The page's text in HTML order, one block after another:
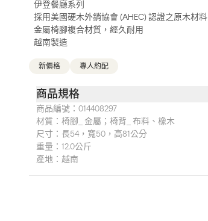
伊登餐廳系列
採用美國硬木外銷協會 (AHEC) 認證之原木材料
金屬椅腳複合材質，經久耐用
越南製造
新價格 專人約配
商品規格
商品編號： 014408297
材質： 椅腳_ 金屬；椅背_ 布料、橡木
尺寸： 長54，寬50，高81公分
重量： 12.0公斤
產地： 越南